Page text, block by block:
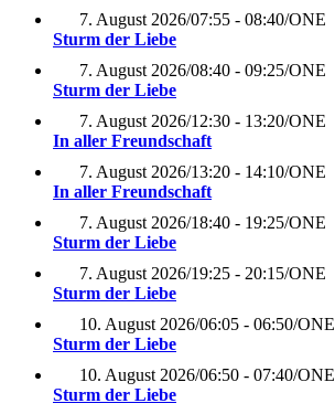
7. August 2026/07:55 - 08:40/ONE
Sturm der Liebe
7. August 2026/08:40 - 09:25/ONE
Sturm der Liebe
7. August 2026/12:30 - 13:20/ONE
In aller Freundschaft
7. August 2026/13:20 - 14:10/ONE
In aller Freundschaft
7. August 2026/18:40 - 19:25/ONE
Sturm der Liebe
7. August 2026/19:25 - 20:15/ONE
Sturm der Liebe
10. August 2026/06:05 - 06:50/ONE
Sturm der Liebe
10. August 2026/06:50 - 07:40/ONE
Sturm der Liebe